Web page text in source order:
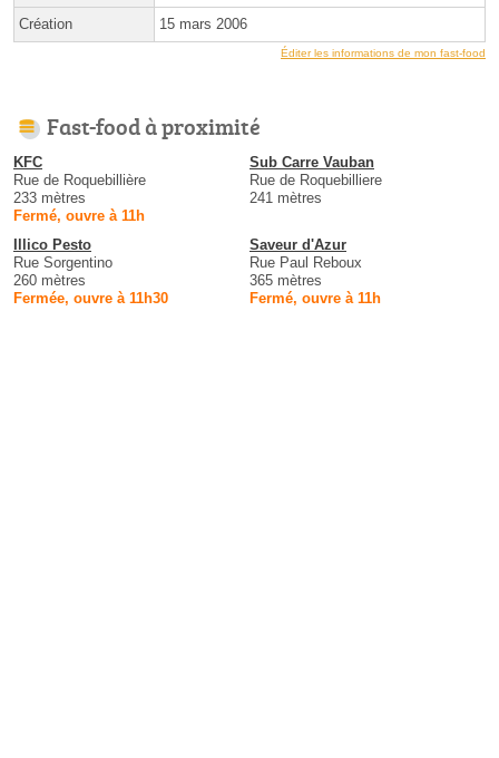
Création 15 mars 2006
Éditer les informations de mon fast-food
Fast-food à proximité
KFC
Rue de Roquebillière
233 mètres
Fermé, ouvre à 11h
Sub Carre Vauban
Rue de Roquebilliere
241 mètres
Illico Pesto
Rue Sorgentino
260 mètres
Fermée, ouvre à 11h30
Saveur d'Azur
Rue Paul Reboux
365 mètres
Fermé, ouvre à 11h